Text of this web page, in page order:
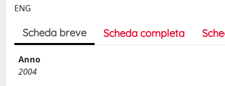
ENG
Scheda breve Scheda completa
Anno
2004